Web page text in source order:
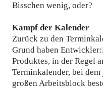
Bisschen wenig, oder?
Kampf der Kalender
Zurück zu den
Grund haben
Produktes, in der Regel
Terminkalender, bei
großen Arbeitsblock